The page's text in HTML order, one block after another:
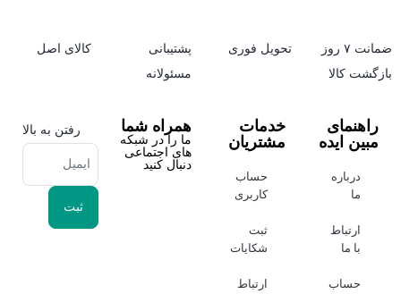
ضمانت ۷ روز
بازگشت کالا
تحویل فوری
پشتیبانی
مسئولانه
کالای اصل
راهنمای
مبین ایده
درباره
ما
ارتباط
با ما
حساب
خدمات
مشتریان
حساب
کاربری
ثبت
شکایات
ارتباط
همراه شما
ما را در شبکه
های اجتماعی
دنبال کنید
رفتن به بالا